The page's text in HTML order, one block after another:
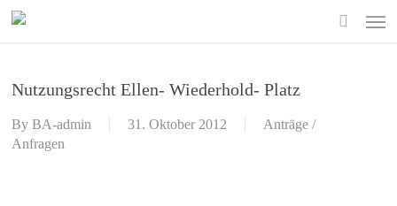
Skip
Nutzungsrecht Ellen- Wiederhold- Platz
By BA-admin 31. Oktober 2012
Anträge /
Anfragen